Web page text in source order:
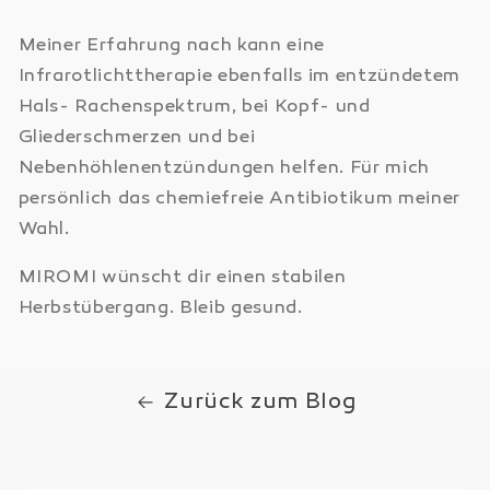
Meiner Erfahrung nach kann eine
Infrarotlichttherapie ebenfalls im entzündetem
Hals- Rachenspektrum, bei Kopf- und
Gliederschmerzen und bei
Nebenhöhlenentzündungen helfen. Für mich
persönlich das chemiefreie Antibiotikum meiner
Wahl.
MIROMI wünscht dir einen stabilen
Herbstübergang. Bleib gesund.
Zurück zum Blog